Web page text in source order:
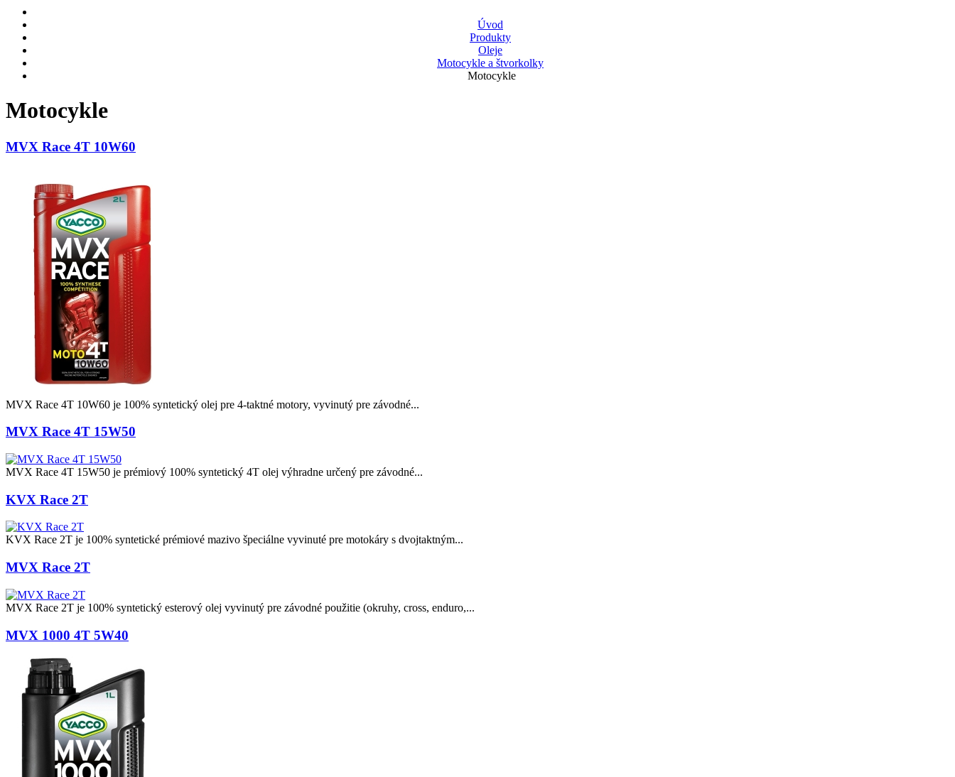
Úvod
Produkty
Oleje
Motocykle a štvorkolky
Motocykle
Motocykle
MVX Race 4T 10W60
MVX Race 4T 10W60 je 100% syntetický olej pre 4-taktné motory, vyvinutý pre závodné...
MVX Race 4T 15W50
MVX Race 4T 15W50 je prémiový 100% syntetický 4T olej výhradne určený pre závodné...
KVX Race 2T
KVX Race 2T je 100% syntetické prémiové mazivo špeciálne vyvinuté pre motokáry s dvojtaktným...
MVX Race 2T
MVX Race 2T je 100% syntetický esterový olej vyvinutý pre závodné použitie (okruhy, cross, enduro,...
MVX 1000 4T 5W40